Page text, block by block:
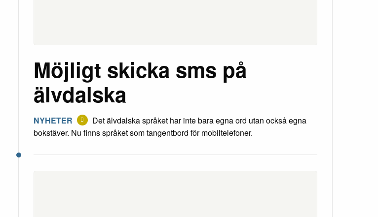
Möjligt skicka sms på
älvdalska
NYHETER
Det älvdalska språket har inte bara egna ord utan också egna
bokstäver. Nu finns språket som tangentbord för mobiltelefoner.